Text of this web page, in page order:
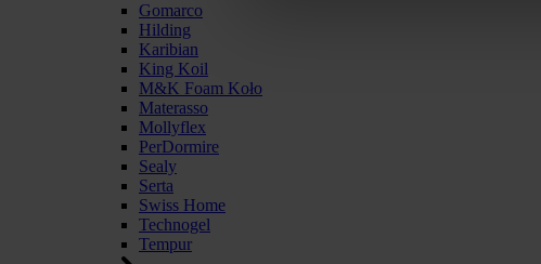
Gomarco
Hilding
Karibian
King Koil
M&K Foam Koło
Materasso
Mollyflex
PerDormire
Sealy
Serta
Swiss Home
Technogel
Tempur